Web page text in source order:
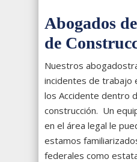
Abogados
de
Nuestros
incidentes de trabajo
los Accidente dentro
construcción. Un
en el área legal le
estamos
federales como